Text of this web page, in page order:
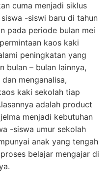
cuma menjadi siklus
-siswi baru di tahun
pada periode bulan mei
kaos kaki
peningkatan yang
bulan – bulan lainnya,
menganalisa,
kaki sekolah tiap
adalah product
menjadi kebutuhan
-siswa umur sekolah
anak yang tengah
belajar mengajar di